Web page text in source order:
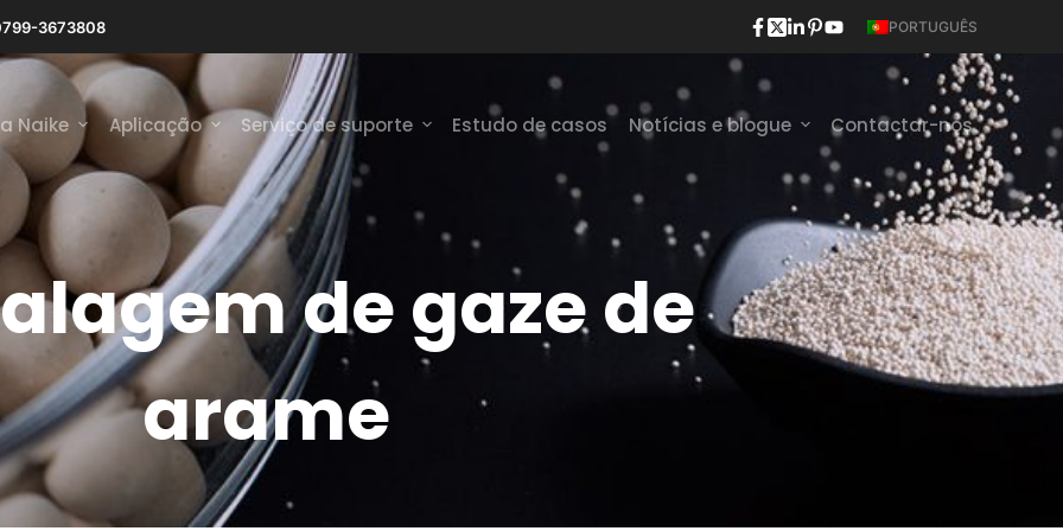
3673808 PORTUGUÊS
Naike Aplicação Serviço de suporte Estudo de casos Notícias e blogue Contactar-nos
de gaze de
arame